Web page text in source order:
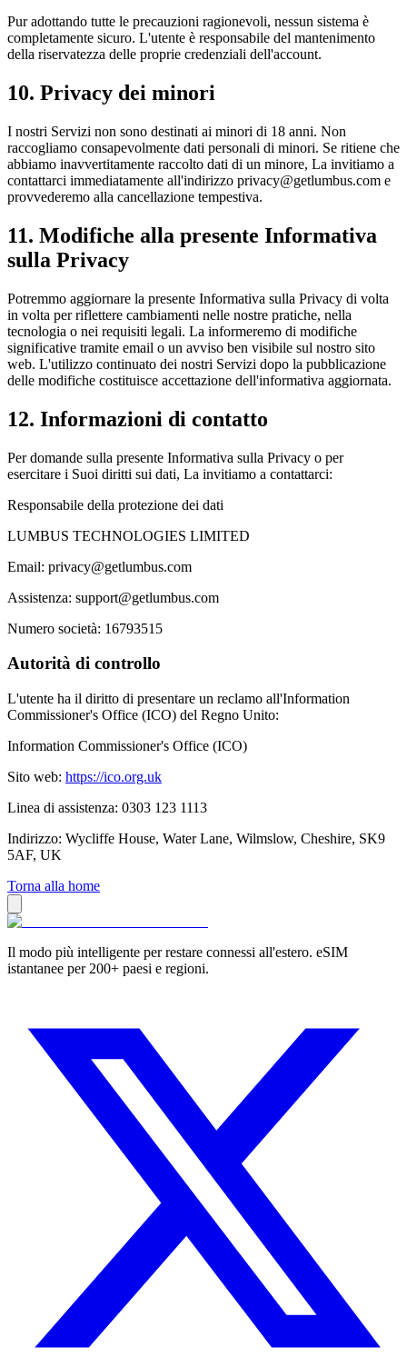
Pur adottando tutte le precauzioni ragionevoli, nessun sistema è
completamente sicuro. L'utente è responsabile del mantenimento
della riservatezza delle proprie credenziali dell'account.
10. Privacy dei minori
I nostri Servizi non sono destinati ai minori di 18 anni. Non
raccogliamo consapevolmente dati personali di minori. Se ritiene che
abbiamo inavvertitamente raccolto dati di un minore, La invitiamo a
contattarci immediatamente all'indirizzo privacy@getlumbus.com e
provvederemo alla cancellazione tempestiva.
11. Modifiche alla presente Informativa
sulla Privacy
Potremmo aggiornare la presente Informativa sulla Privacy di volta
in volta per riflettere cambiamenti nelle nostre pratiche, nella
tecnologia o nei requisiti legali. La informeremo di modifiche
significative tramite email o un avviso ben visibile sul nostro sito
web. L'utilizzo continuato dei nostri Servizi dopo la pubblicazione
delle modifiche costituisce accettazione dell'informativa aggiornata.
12. Informazioni di contatto
Per domande sulla presente Informativa sulla Privacy o per
esercitare i Suoi diritti sui dati, La invitiamo a contattarci:
Responsabile della protezione dei dati
LUMBUS TECHNOLOGIES LIMITED
Email: privacy@getlumbus.com
Assistenza: support@getlumbus.com
Numero società: 16793515
Autorità di controllo
L'utente ha il diritto di presentare un reclamo all'Information
Commissioner's Office (ICO) del Regno Unito:
Information Commissioner's Office (ICO)
Sito web: https://ico.org.uk
Linea di assistenza: 0303 123 1113
Indirizzo: Wycliffe House, Water Lane, Wilmslow, Cheshire, SK9
5AF, UK
Torna alla home
Il modo più intelligente per restare connessi all'estero. eSIM
istantanee per 200+ paesi e regioni.